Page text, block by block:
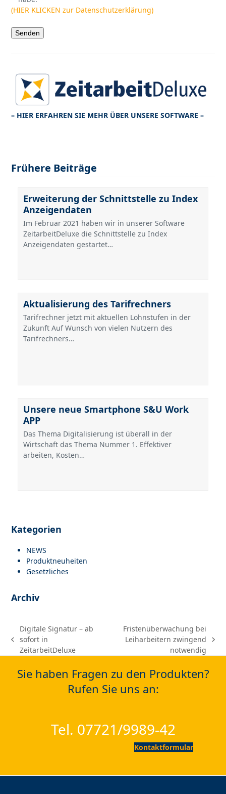
(HIER KLICKEN zur Datenschutzerklärung)
– HIER ERFAHREN SIE MEHR ÜBER UNSERE SOFTWARE –
Frühere Beiträge
Erweiterung der Schnittstelle zu Index
Anzeigendaten
Im Februar 2021 haben wir in unserer Software
ZeitarbeitDeluxe die Schnittstelle zu Index
Anzeigendaten gestartet…
Aktualisierung des Tarifrechners
Tarifrechner jetzt mit aktuellen Lohnstufen in der
Zukunft Auf Wunsch von vielen Nutzern des
Tarifrechners…
Unsere neue Smartphone S&U Work
APP
Das Thema Digitalisierung ist überall in der
Wirtschaft das Thema Nummer 1. Effektiver
arbeiten, Kosten…
Kategorien
NEWS
Produktneuheiten
Gesetzliches
Archiv
previous
post:
Digitale Signatur – ab
sofort in
ZeitarbeitDeluxe
post:
Fristenüberwachung bei
Leiharbeitern zwingend
notwendig
Sie haben Fragen zu den Produkten?
Rufen Sie uns an:
Tel. 07721/9989-42
Kontaktformular